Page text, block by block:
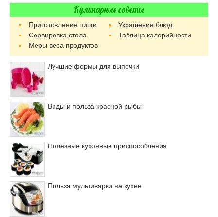
Кулинарные советы
Приготовление пищи
Украшение блюд
Сервировка стола
Таблица калорийности
Меры веса продуктов
Лучшие формы для выпечки
Виды и польза красной рыбы
Полезные кухонные приспособления
Польза мультиварки на кухне